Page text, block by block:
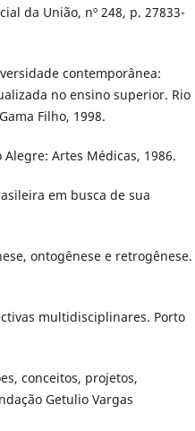
da União, nº 248, p. 27833-
contemporânea:
no ensino superior. Rio
Filho, 1998.
Alegre: Artes Médicas, 1986.
em busca de sua
ontogênese e retrogênese.
multidisciplinares. Porto
conceitos, projetos,
Getulio Vargas